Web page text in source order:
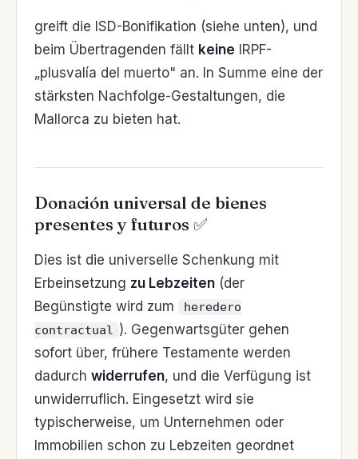
greift die ISD-Bonifikation (siehe unten), und
beim Übertragenden fällt keine IRPF-
„plusvalía del muerto" an. In Summe eine der
stärksten Nachfolge-Gestaltungen, die
Mallorca zu bieten hat.
Donación universal de bienes
presentes y futuros ✅
Dies ist die universelle Schenkung mit
Erbeinsetzung zu Lebzeiten (der
Begünstigte wird zum
heredero
contractual
). Gegenwartsgüter gehen
sofort über, frühere Testamente werden
dadurch widerrufen, und die Verfügung ist
unwiderruflich. Eingesetzt wird sie
typischerweise, um Unternehmen oder
Immobilien schon zu Lebzeiten geordnet